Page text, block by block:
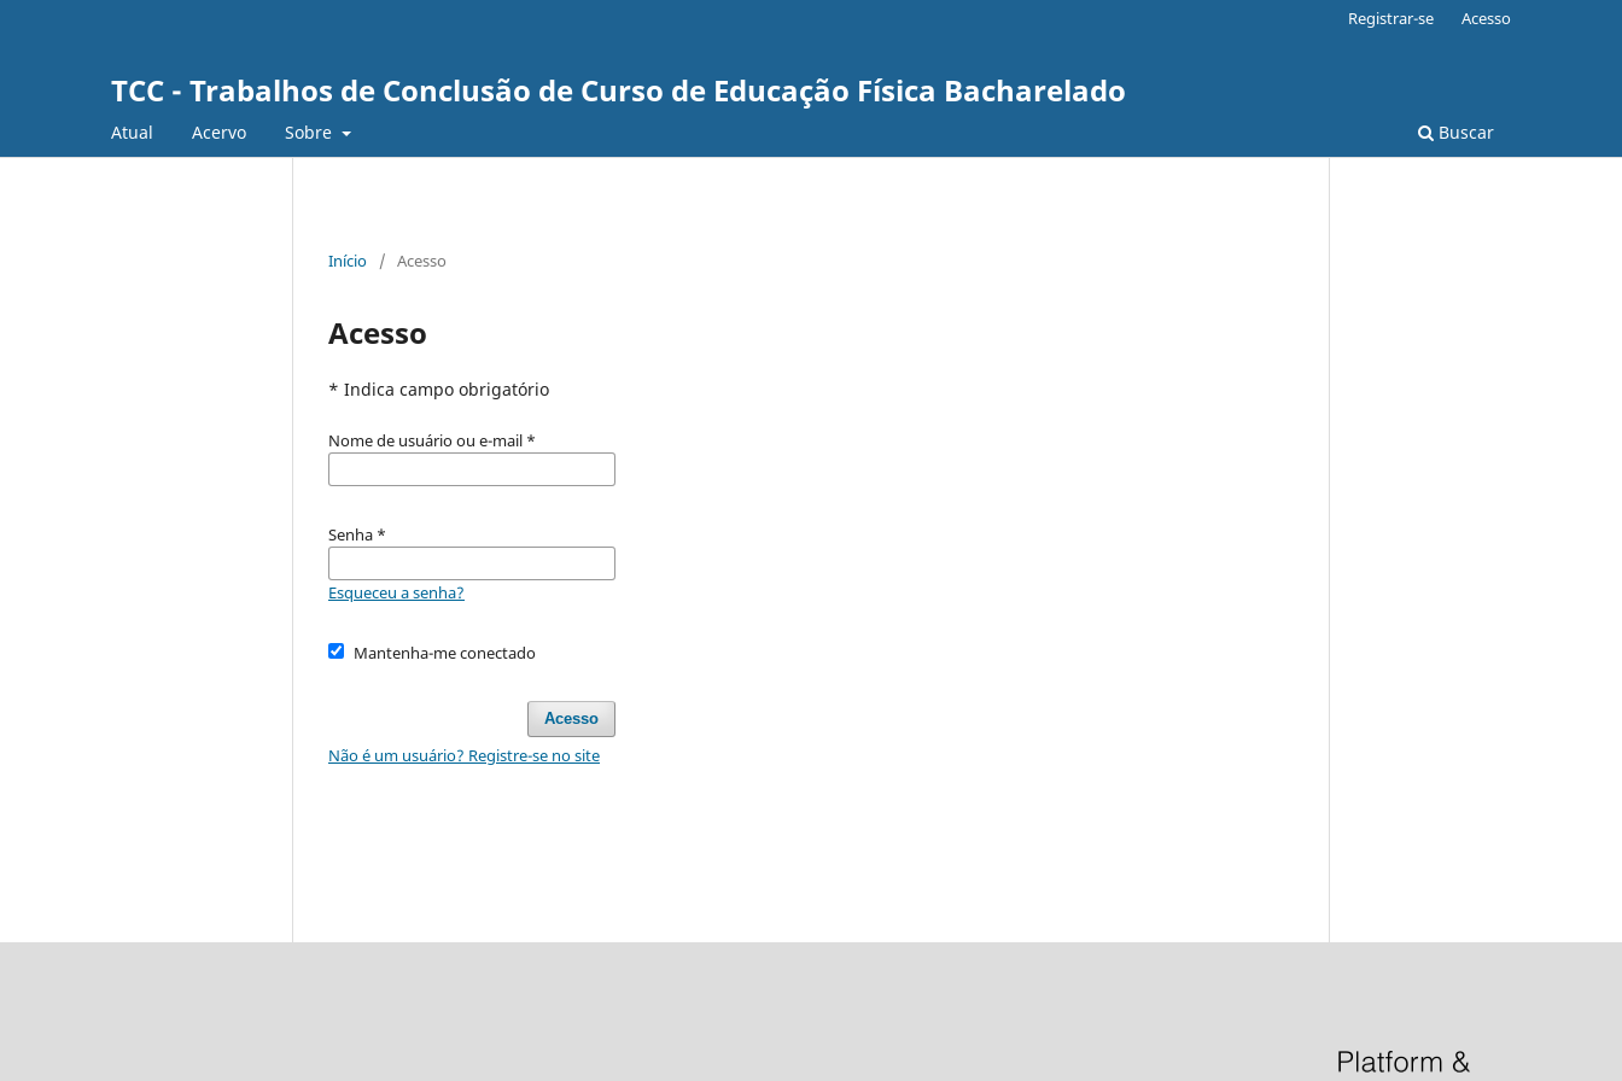
TCC - Trabalhos de Conclusão de Curso de Educação Física Bacharelado
Atual Acervo Sobre Buscar
Registrar-se Acesso
Início / Acesso
Acesso
* Indica campo obrigatório
Nome de usuário ou e-mail *
Senha *
Esqueceu a senha?
Mantenha-me conectado
Acesso
Não é um usuário? Registre-se no site